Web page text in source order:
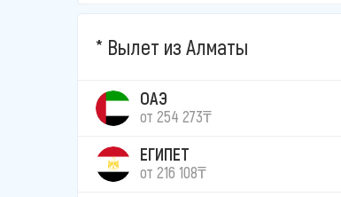
Вылет из Алматы
ОАЭ
от 254 273₸
ЕГИПЕТ
от 216 108₸